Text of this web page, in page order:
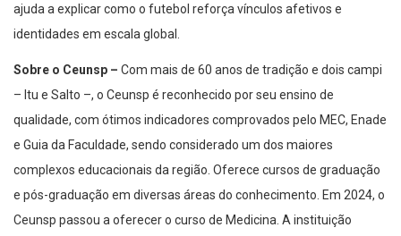
ajuda a explicar como o futebol reforça vínculos afetivos e
identidades em escala global.
Sobre o Ceunsp – Com mais de 60 anos de tradição e dois campi
– Itu e Salto –, o Ceunsp é reconhecido por seu ensino de
qualidade, com ótimos indicadores comprovados pelo MEC, Enade
e Guia da Faculdade, sendo considerado um dos maiores
complexos educacionais da região. Oferece cursos de graduação
e pós-graduação em diversas áreas do conhecimento. Em 2024, o
Ceunsp passou a oferecer o curso de Medicina. A instituição